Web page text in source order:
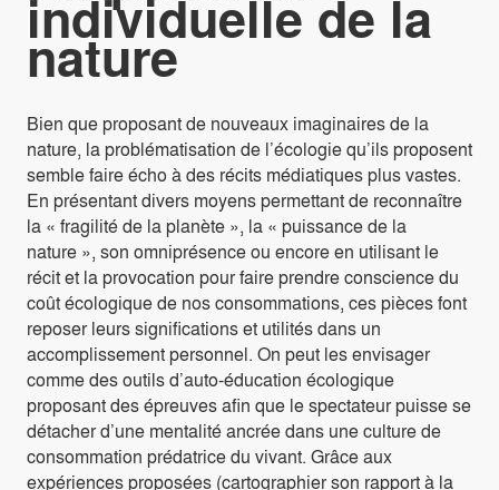
individuelle de la
nature
Bien que proposant de nouveaux imaginaires de la
nature, la problématisation de l’écologie qu’ils proposent
semble faire écho à des récits médiatiques plus vastes.
En présentant divers moyens permettant de reconnaître
la « fragilité de la planète », la « puissance de la
nature », son omniprésence ou encore en utilisant le
récit et la provocation pour faire prendre conscience du
coût écologique de nos consommations, ces pièces font
reposer leurs significations et utilités dans un
accomplissement personnel. On peut les envisager
comme des outils d’auto-éducation écologique
proposant des épreuves afin que le spectateur puisse se
détacher d’une mentalité ancrée dans une culture de
consommation prédatrice du vivant. Grâce aux
expériences proposées (cartographier son rapport à la